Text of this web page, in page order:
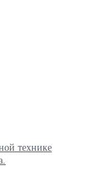
технике